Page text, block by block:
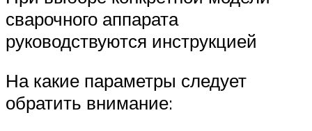
сварочного аппарата
руководствуются инструкцией
На какие параметры следует
обратить внимание: